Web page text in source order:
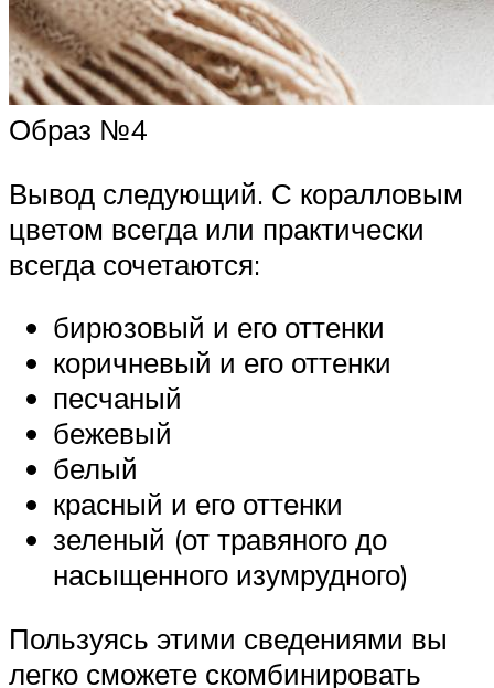
Образ №4
Вывод следующий. С коралловым
цветом всегда или практически
всегда сочетаются:
бирюзовый и его оттенки
коричневый и его оттенки
песчаный
бежевый
белый
красный и его оттенки
зеленый (от травяного до
насыщенного изумрудного)
Пользуясь этими сведениями вы
легко сможете скомбинировать